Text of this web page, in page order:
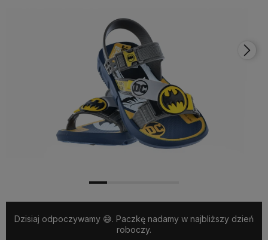
Dzisiaj odpoczywamy 😅. Paczkę nadamy w najbliższy dzień
roboczy.